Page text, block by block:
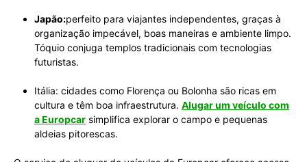
Japão:perfeito para viajantes independentes, graças à
organização impecável, boas maneiras e ambiente limpo.
Tóquio conjuga templos tradicionais com tecnologias
futuristas.
Itália: cidades como Florença ou Bolonha são ricas em
cultura e têm boa infraestrutura. Alugar um veículo com
a Europcar simplifica explorar o campo e pequenas
aldeias pitorescas.